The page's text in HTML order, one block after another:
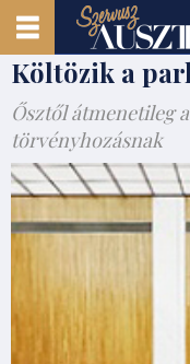
Költözik a
Ősztől átmenetileg
törvényhozásnak